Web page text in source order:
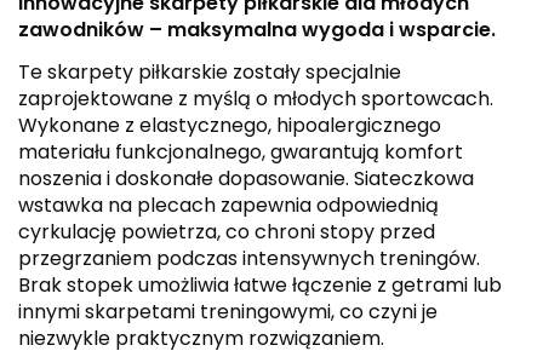
zawodników – maksymalna wygoda i wsparcie.
Te skarpety piłkarskie zostały specjalnie
zaprojektowane z myślą o młodych sportowcach.
Wykonane z elastycznego, hipoalergicznego
materiału funkcjonalnego, gwarantują komfort
noszenia i doskonałe dopasowanie. Siateczkowa
wstawka na plecach zapewnia odpowiednią
cyrkulację powietrza, co chroni stopy przed
przegrzaniem podczas intensywnych treningów.
Brak stopek umożliwia łatwe łączenie z getrami lub
innymi skarpetami treningowymi, co czyni je
niezwykle praktycznym rozwiązaniem.